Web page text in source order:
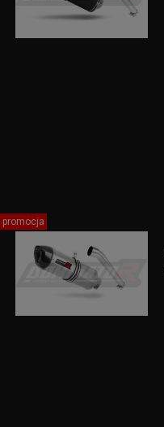
promocja